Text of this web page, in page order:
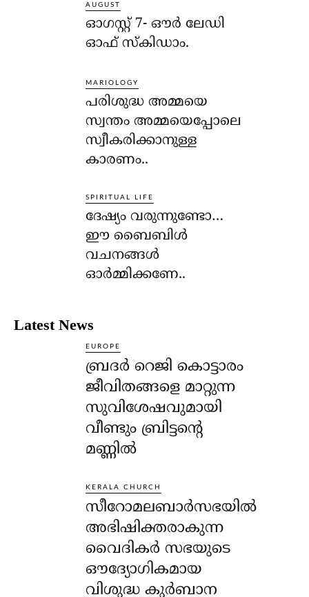
AUGUST
ഓഗസ്റ്റ് 7- ഔര്‍ ലേഡി
ഓഫ് സ്‌കിഡാം.
MARIOLOGY
പരിശുദ്ധ അമ്മയെ
സ്വന്തം അമ്മയെപ്പോലെ
സ്വീകരിക്കാനുള്ള
കാരണം..
SPIRITUAL LIFE
ദേഷ്യം വരുന്നുണ്ടോ…
ഈ ബൈബിള്‍
വചനങ്ങള്‍
ഓര്‍മ്മിക്കണേ..
Latest News
EUROPE
ബ്രദർ റെജി കൊട്ടാരം
ജീവിതങ്ങളെ മാറ്റുന്ന
സുവിശേഷവുമായി
വീണ്ടും ബ്രിട്ടന്റെ
മണ്ണിൽ
KERALA CHURCH
സീറോമലബാർസഭയിൽ
അഭിഷിക്തരാകുന്ന
വൈദികർ സഭയുടെ
ഔദ്യോഗികമായ
വിശുദ്ധ കുർബാന